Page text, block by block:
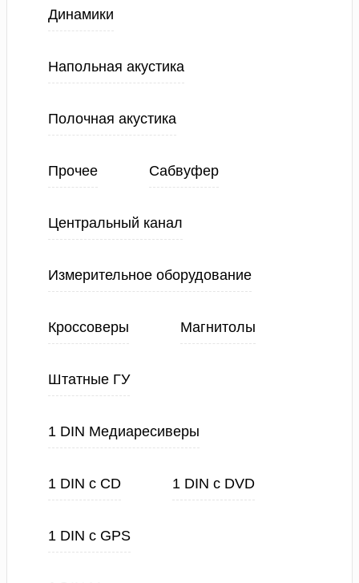
Динамики
Напольная акустика
Полочная акустика
Прочее Сабвуфер
Центральный канал
Измерительное оборудование
Кроссоверы Магнитолы
Штатные ГУ
1 DIN Медиаресиверы
1 DIN с CD 1 DIN с DVD
1 DIN с GPS